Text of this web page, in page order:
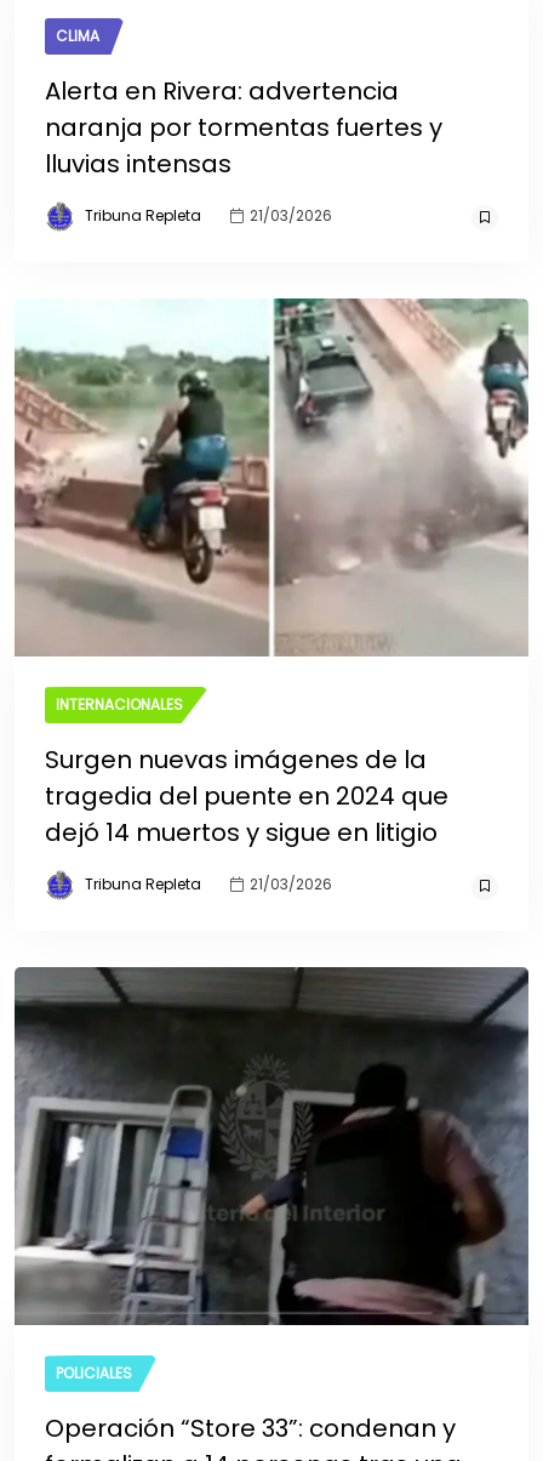
CLIMA
Alerta en Rivera: advertencia
naranja por tormentas fuertes y
lluvias intensas
Tribuna Repleta 21/03/2026
INTERNACIONALES
Surgen nuevas imágenes de la
tragedia del puente en 2024 que
dejó 14 muertos y sigue en litigio
Tribuna Repleta 21/03/2026
POLICIALES
Operación “Store 33”: condenan y